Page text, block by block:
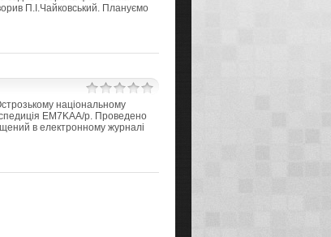
П.І.Чайковський. Плануємо
національному
EM7KAA/p. Проведено
в електронному журналі